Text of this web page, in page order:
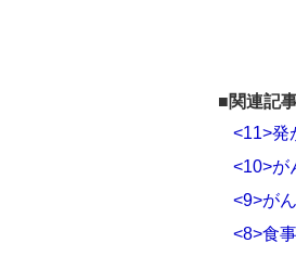
■関連記
<11>発
<10>が
<9>が
<8>食